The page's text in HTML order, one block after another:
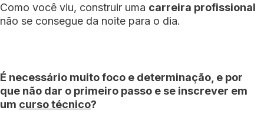
Como você viu, construir uma carreira profissional
não se consegue da noite para o dia.
É necessário muito foco e determinação, e por
que não dar o primeiro passo e se inscrever em
um curso técnico?